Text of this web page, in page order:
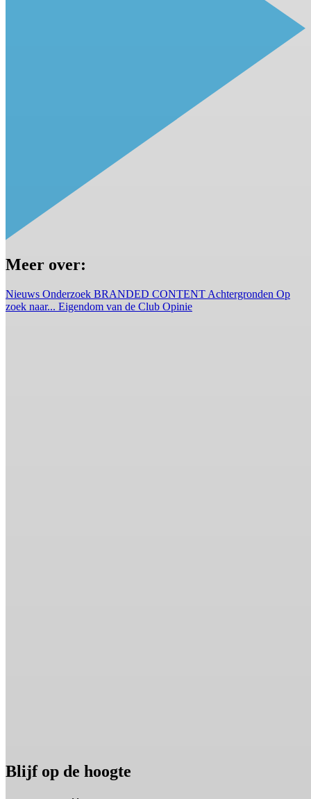
Meer over:
Nieuws Onderzoek BRANDED CONTENT Achtergronden Op
zoek naar... Eigendom van de Club Opinie
Blijf op de hoogte